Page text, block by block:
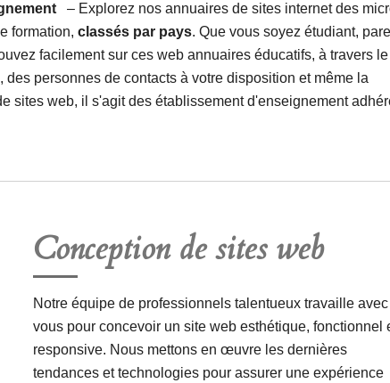
– Explorez nos annuaires de sites internet des
formation, classés par pays. Que vous soyez étudiant,
facilement sur ces web annuaires éducatifs, à travers
personnes de contacts à votre disposition et même la
sites web, il s'agit des établissement d'enseignement
Conception de sites web
Notre équipe de professionnels talentueux travaille avec
vous pour concevoir un site web esthétique, fonctionnel
responsive. Nous mettons en œuvre les dernières
tendances et technologies pour assurer une expérience